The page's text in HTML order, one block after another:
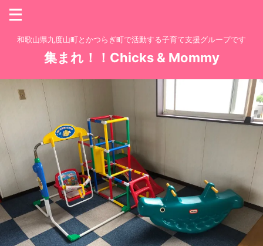
和歌山県九度山町とかつらぎ町で活動する子育て支援グループです
集まれ！！Chicks & Mommy